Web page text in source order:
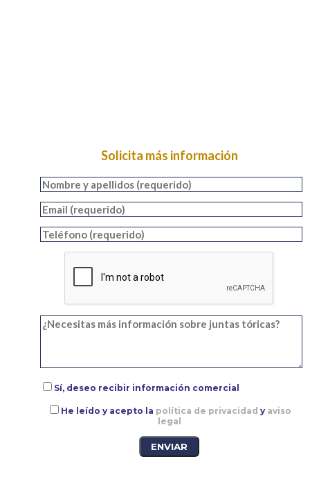
Solicita más información
Sí, deseo recibir información comercial
He leído y acepto la política de privacidad y aviso
legal